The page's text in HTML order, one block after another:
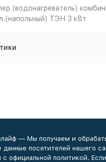
(водонагреватель)
ТЭН 3 кВт
— Мы получаем и
данные посетителей нашего
с официальной политикой.